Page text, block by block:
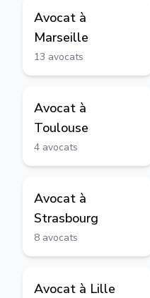
Avocat à
Marseille
13 avocats
Avocat à
Toulouse
4 avocats
Avocat à
Strasbourg
8 avocats
Avocat à Lille